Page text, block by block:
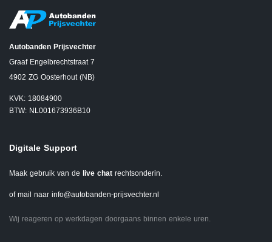
Autobanden Prijsvechter
Graaf Engelbrechtstraat 7
4902 ZG Oosterhout (NB)
KVK: 18084900
BTW: NL001673936B10
Digitale Support
Maak gebruik van de live chat rechtsonderin.
of mail naar info@autobanden-prijsvechter.nl
Wij reageren op werkdagen doorgaans binnen enkele uren.